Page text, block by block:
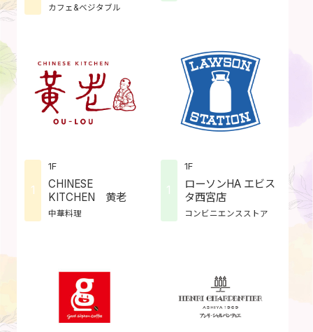
カフェ&ベジタブル
1
1F
CHINESE
KITCHEN 黄老
中華料理
1
1F
ローソンHA エビス
タ西宮店
コンビニエンスストア